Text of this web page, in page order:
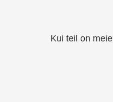
Kui teil on